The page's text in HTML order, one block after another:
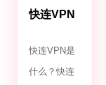
快连VPN
入口
快连VPN是
什么？快连